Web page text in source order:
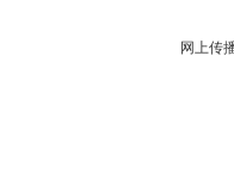
网上传